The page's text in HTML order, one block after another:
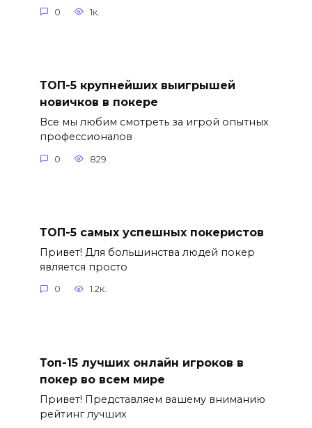
0 1к.
ТОП-5 крупнейших выигрышей
новичков в покере
Все мы любим смотреть за игрой опытных
профессионалов
0 829
ТОП-5 самых успешных покеристов
Привет! Для большинства людей покер
является просто
0 1.2к.
Топ-15 лучших онлайн игроков в
покер во всем мире
Привет! Представляем вашему вниманию
рейтинг лучших